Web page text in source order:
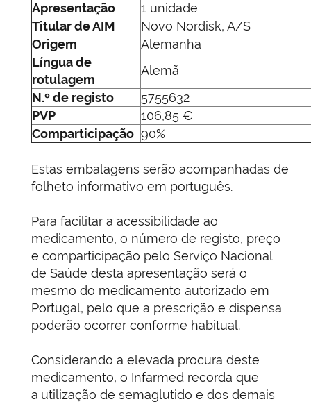
Apresentação
1 unidade
Titular de AIM
Novo Nordisk, A/S
Origem
Alemanha
Língua de
rotulagem
Alemã
N.º de registo
5755632
PVP
106,85 €
Comparticipação 90%
Estas embalagens serão acompanhadas de
folheto informativo em português.
Para facilitar a acessibilidade ao
medicamento, o número de registo, preço
e comparticipação pelo Serviço Nacional
de Saúde desta apresentação será o
mesmo do medicamento autorizado em
Portugal, pelo que a prescrição e dispensa
poderão ocorrer conforme habitual.
Considerando a elevada procura deste
medicamento, o Infarmed recorda que
a utilização de semaglutido e dos demais